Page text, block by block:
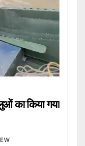
का किया गया